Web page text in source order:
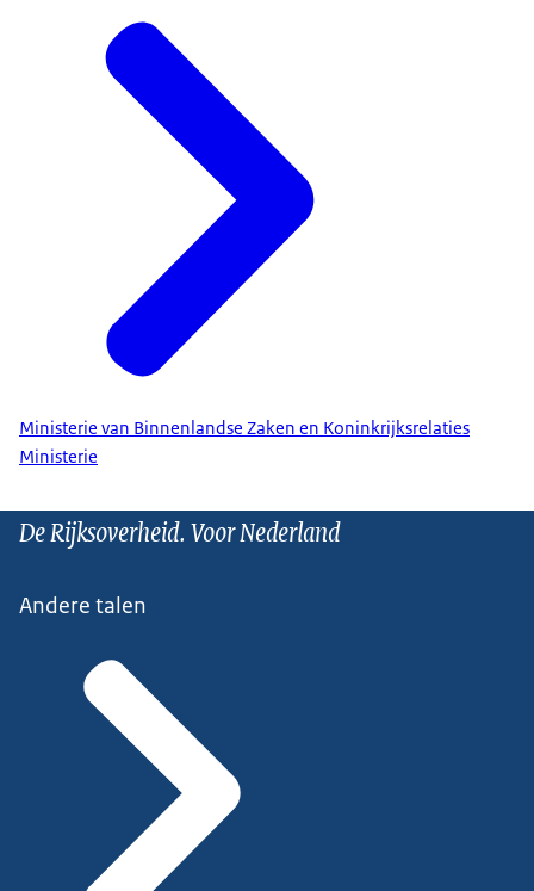
Ministerie van Binnenlandse Zaken en Koninkrijksrelaties
Ministerie
De Rijksoverheid. Voor Nederland
Andere talen